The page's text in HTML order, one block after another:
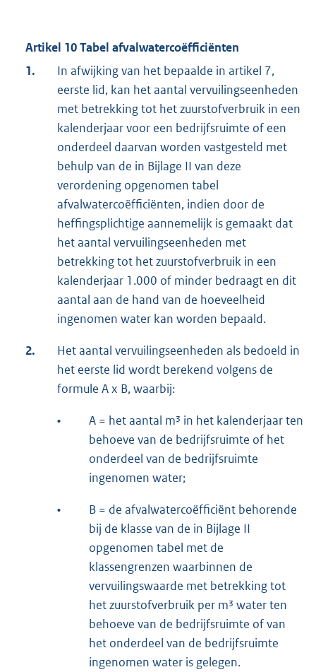
Artikel 10 Tabel afvalwatercoëfficiënten
1.
In afwijking van het bepaalde in artikel 7,
eerste lid, kan het aantal vervuilingseenheden
met betrekking tot het zuurstofverbruik in een
kalenderjaar voor een bedrijfsruimte of een
onderdeel daarvan worden vastgesteld met
behulp van de in Bijlage II van deze
verordening opgenomen tabel
afvalwatercoëfficiënten, indien door de
heffingsplichtige aannemelijk is gemaakt dat
het aantal vervuilingseenheden met
betrekking tot het zuurstofverbruik in een
kalenderjaar 1.000 of minder bedraagt en dit
aantal aan de hand van de hoeveelheid
ingenomen water kan worden bepaald.
2.
Het aantal vervuilingseenheden als bedoeld in
het eerste lid wordt berekend volgens de
formule A x B, waarbij:
•
A = het aantal m³ in het kalenderjaar ten
behoeve van de bedrijfsruimte of het
onderdeel van de bedrijfsruimte
ingenomen water;
•
B = de afvalwatercoëfficiënt behorende
bij de klasse van de in Bijlage II
opgenomen tabel met de
klassengrenzen waarbinnen de
vervuilingswaarde met betrekking tot
het zuurstofverbruik per m³ water ten
behoeve van de bedrijfsruimte of van
het onderdeel van de bedrijfsruimte
ingenomen water is gelegen.